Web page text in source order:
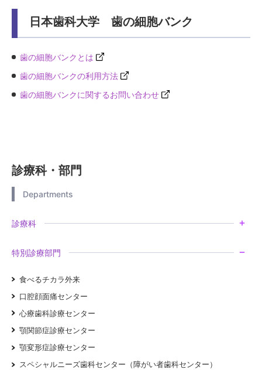
日本歯科大学 歯の細胞バンク
歯の細胞バンクとは
歯の細胞バンクの利用方法
歯の細胞バンクに関するお問い合わせ
診療科・部門
Departments
診療科
特別診療部門
食べるチカラ外来
口腔顔面痛センター
心療歯科診療センター
顎関節症診療センター
顎変形症診療センター
スペシャルニーズ歯科センター（障がい者歯科センター）